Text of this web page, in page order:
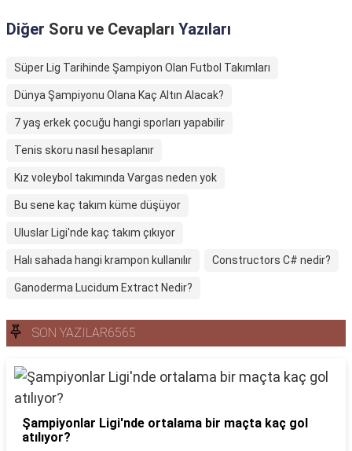
Diğer Soru ve Cevapları Yazıları
Süper Lig Tarihinde Şampiyon Olan Futbol Takımları
Dünya Şampiyonu Olana Kaç Altın Alacak?
7 yaş erkek çocuğu hangi sporları yapabilir
Tenis skoru nasıl hesaplanır
Kız voleybol takımında Vargas neden yok
Bu sene kaç takım küme düşüyor
Uluslar Ligi'nde kaç takım çıkıyor
Halı sahada hangi krampon kullanılır Constructors C# nedir?
Ganoderma Lucidum Extract Nedir?
SON YAZILAR6565
Şampiyonlar Ligi'nde ortalama bir maçta kaç gol
atılıyor?